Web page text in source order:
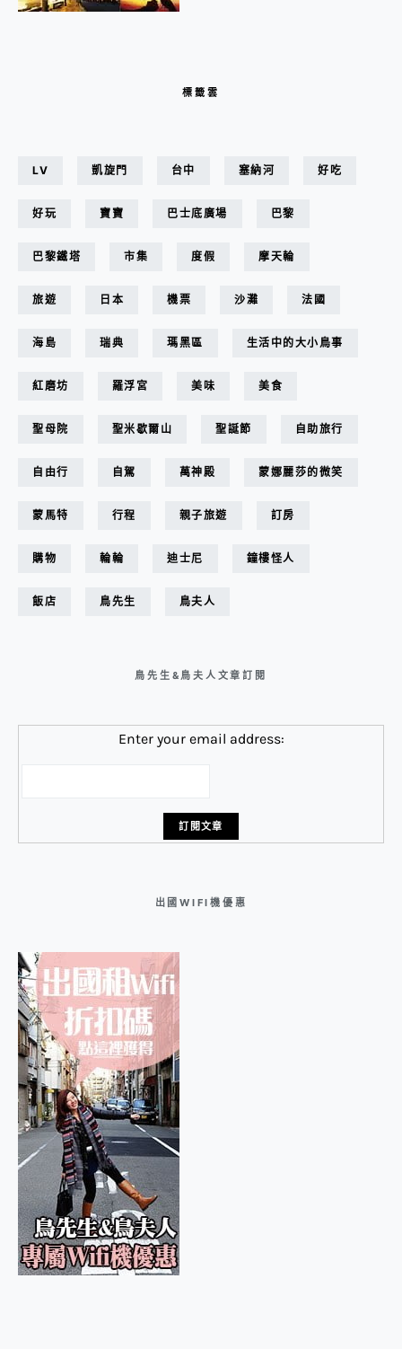
標籤雲
LV 凱旋門 台中 塞納河 好吃
好玩 寶寶 巴士底廣場 巴黎
巴黎鐵塔 市集 度假 摩天輪
旅遊 日本 機票 沙灘 法國
海島 瑞典 瑪黑區 生活中的大小鳥事
紅磨坊 羅浮宮 美味 美食
聖母院 聖米歇爾山 聖誕節 自助旅行
自由行 自駕 萬神殿 蒙娜麗莎的微笑
蒙馬特 行程 親子旅遊 訂房
購物 輪輪 迪士尼 鐘樓怪人
飯店 鳥先生 鳥夫人
鳥先生&鳥夫人文章訂閱
Enter your email address:
出國WIFI機優惠